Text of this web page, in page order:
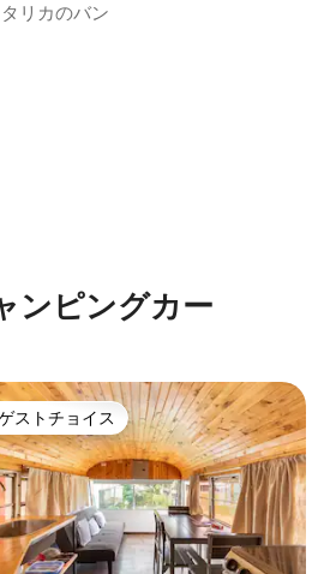
リカのバン
ンピングカー
評のゲストチョイスです。
ストチョイス